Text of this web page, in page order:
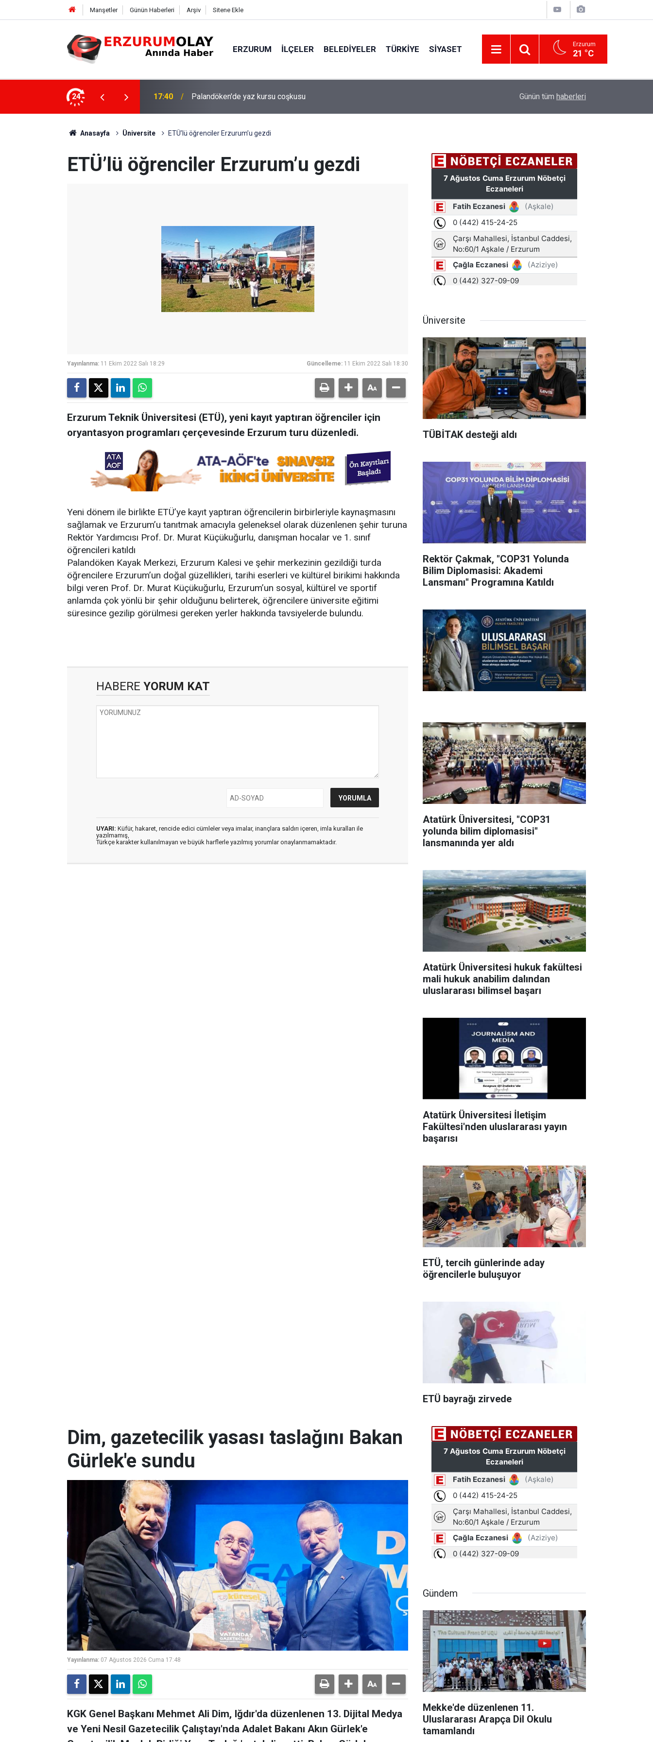
Manşetler Günün Haberleri Arşiv Sitene Ekle
ERZURUM İLÇELER BELEDIYELER TÜRKIYE SIYASET Erzurum
21 °C
24 17:37 TÜBİTAK desteği aldı Erzurum’da gıda ve yem işletmelerine sıkı
Günün tüm haberleri
Anasayfa Üniversite ETÜ’lü öğrenciler Erzurum’u gezdi
ETÜ’lü öğrenciler Erzurum’u gezdi
Yayınlanma: 11 Ekim 2022 Salı 18:29 Güncelleme: 11 Ekim 2022 Salı 18:30
Erzurum Teknik Üniversitesi (ETÜ), yeni kayıt yaptıran öğrenciler için
oryantasyon programları çerçevesinde Erzurum turu düzenledi.
Yeni dönem ile birlikte ETÜ’ye kayıt yaptıran öğrencilerin birbirleriyle kaynaşmasını
sağlamak ve Erzurum’u tanıtmak amacıyla geleneksel olarak düzenlenen şehir turuna
Rektör Yardımcısı Prof. Dr. Murat Küçükuğurlu, danışman hocalar ve 1. sınıf
öğrencileri katıldı
Palandöken Kayak Merkezi, Erzurum Kalesi ve şehir merkezinin gezildiği turda
öğrencilere Erzurum’un doğal güzellikleri, tarihi eserleri ve kültürel birikimi hakkında
bilgi veren Prof. Dr. Murat Küçükuğurlu, Erzurum’un sosyal, kültürel ve sportif
anlamda çok yönlü bir şehir olduğunu belirterek, öğrencilere üniversite eğitimi
süresince gezilip görülmesi gereken yerler hakkında tavsiyelerde bulundu.
HABERE YORUM KAT
UYARI: Küfür, hakaret, rencide edici cümleler veya imalar, inançlara saldırı içeren, imla kuralları ile
yazılmamış,
Türkçe karakter kullanılmayan ve büyük harflerle yazılmış yorumlar onaylanmamaktadır.
Üniversite
TÜBİTAK desteği aldı
Rektör Çakmak, "COP31 Yolunda
Bilim Diplomasisi: Akademi
Lansmanı" Programına Katıldı
Atatürk Üniversitesi, "COP31
yolunda bilim diplomasisi"
lansmanında yer aldı
Atatürk Üniversitesi hukuk fakültesi
mali hukuk anabilim dalından
uluslararası bilimsel başarı
Atatürk Üniversitesi İletişim
Fakültesi'nden uluslararası yayın
başarısı
ETÜ, tercih günlerinde aday
öğrencilerle buluşuyor
ETÜ bayrağı zirvede
Dim, gazetecilik yasası taslağını Bakan
Gürlek'e sundu
Yayınlanma: 07 Ağustos 2026 Cuma 17:48
KGK Genel Başkanı Mehmet Ali Dim, Iğdır'da düzenlenen 13. Dijital Medya
ve Yeni Nesil Gazetecilik Çalıştayı'nda Adalet Bakanı Akın Gürlek'e
Gündem
Mekke'de düzenlenen 11.
Uluslararası Arapça Dil Okulu
tamamlandı